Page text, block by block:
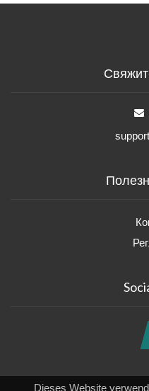
Dieses Website